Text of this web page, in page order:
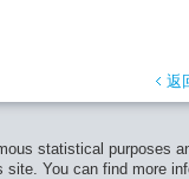
返
statistical purposes
You can find more